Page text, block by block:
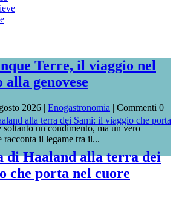
Terre, il viaggio nel
alla genovese
2026 | Enogastronomia | Commenti 0
un condimento, ma un vero
il legame tra il...
di Haaland alla terra dei
che porta nel cuore